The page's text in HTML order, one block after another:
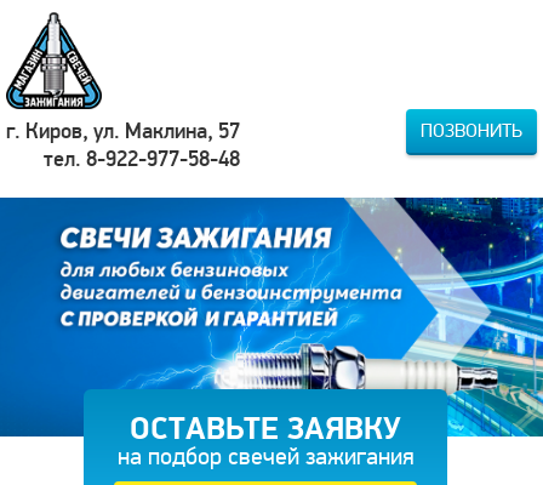
г. Киров, ул. Маклина, 57
тел. 8-922-977-58-48
ПОЗВОНИТЬ
ОСТАВЬТЕ ЗАЯВКУ
на подбор свечей зажигания